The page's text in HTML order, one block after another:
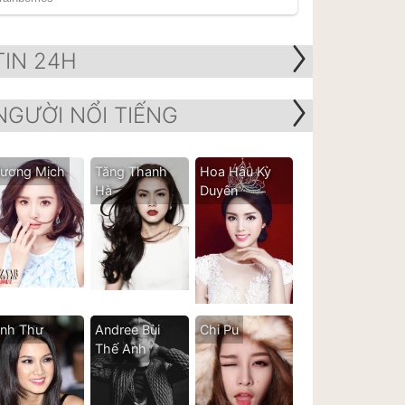
24H
NỔI TIẾNG
Mịch
Tăng Thanh
Hà
Hoa Hậu Kỳ
Duyên
Thư
Andree Bùi
Thế Anh
Chi Pu